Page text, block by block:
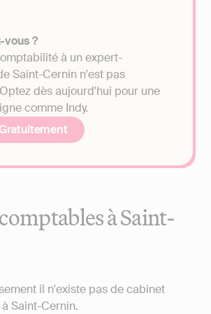
vous ?
à un expert-
Saint-Cernin n'est pas
dès aujourd'hui pour une
comme Indy.
à Saint-
il n'existe pas de cabinet
Saint-Cernin.